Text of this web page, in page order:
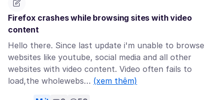
Firefox crashes while browsing sites with video
content
Hello there. Since last update i'm unable to browse
websites like youtube, social media and all other
websites with video content. Video often fails to
load,the wholewebs… (xem thêm)